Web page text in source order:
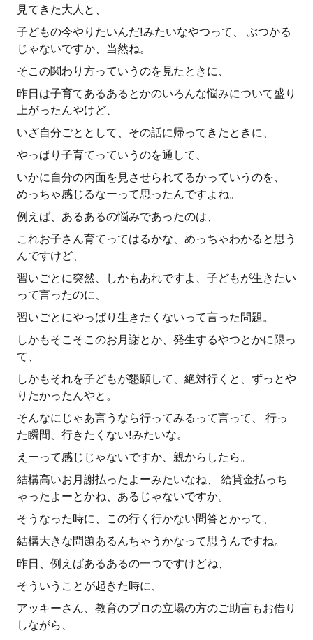
見てきた大人と、
子どもの今やりたいんだ!みたいなやつって、 ぶつかる
じゃないですか、当然ね。
そこの関わり方っていうのを見たときに、
昨日は子育てあるあるとかのいろんな悩みについて盛り
上がったんやけど、
いざ自分ごととして、その話に帰ってきたときに、
やっぱり子育てっていうのを通して、
いかに自分の内面を見させられてるかっていうのを、
めっちゃ感じるなーって思ったんですよね。
例えば、あるあるの悩みであったのは、
これお子さん育てってはるかな、めっちゃわかると思う
んですけど、
習いごとに突然、しかもあれですよ、子どもが生きたい
って言ったのに、
習いごとにやっぱり生きたくないって言った問題。
しかもそこそこのお月謝とか、発生するやつとかに限っ
て、
しかもそれを子どもが懇願して、絶対行くと、ずっとや
りたかったんやと。
そんなにじゃあ言うなら行ってみるって言って、 行っ
た瞬間、行きたくない!みたいな。
えーって感じじゃないですか、親からしたら。
結構高いお月謝払ったよーみたいなね、 給貸金払っち
ゃったよーとかね、あるじゃないですか。
そうなった時に、この行く行かない問答とかって、
結構大きな問題あるんちゃうかなって思うんですね。
昨日、例えばあるあるの一つですけどね、
そういうことが起きた時に、
アッキーさん、教育のプロの立場の方のご助言もお借り
しながら、